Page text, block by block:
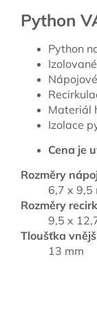
Python
Python
Materiál
Izolace
Cena je
Rozměry
6,7 x 9,5
Rozměry
9,5 x
Tloušťka
13 mm